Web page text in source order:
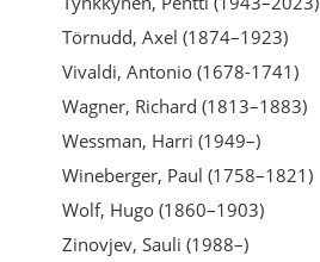
Törnudd, Axel (1874–1923)
Vivaldi, Antonio (1678-1741)
Wagner, Richard (1813–1883)
Wessman, Harri (1949–)
Wineberger, Paul (1758–1821)
Wolf, Hugo (1860–1903)
Zinovjev, Sauli (1988–)